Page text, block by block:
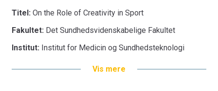
Titel: On the Role of Creativity in Sport
Fakultet: Det Sundhedsvidenskabelige Fakultet
Institut: Institut for Medicin og Sundhedsteknologi
Vis mere